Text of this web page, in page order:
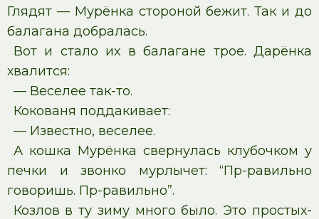
Глядят — Мурёнка стороной бежит. Так и до
балагана добралась.
Вот и стало их в балагане трое. Дарёнка
хвалится:
— Веселее так-то.
Кокованя поддакивает:
— Известно, веселее.
А кошка Мурёнка свернулась клубочком у
печки и звонко мурлычет: “Пр-равильно
говоришь. Пр-равильно”.
Козлов в ту зиму много было. Это простых-